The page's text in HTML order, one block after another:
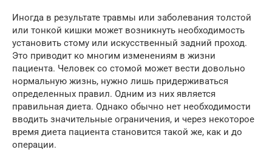
Иногда в результате травмы или заболевания толстой
или тонкой кишки может возникнуть необходимость
установить стому или искусственный задний проход.
Это приводит ко многим изменениям в жизни
пациента. Человек со стомой может вести довольно
нормальную жизнь, нужно лишь придерживаться
определенных правил. Одним из них является
правильная диета. Однако обычно нет необходимости
вводить значительные ограничения, и через некоторое
время диета пациента становится такой же, как и до
операции.